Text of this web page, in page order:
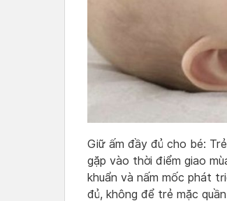
Giữ ấm đầy đủ cho bé:
gặp vào thời điểm giao
khuẩn và nấm mốc phát
đủ, không để trẻ mặc